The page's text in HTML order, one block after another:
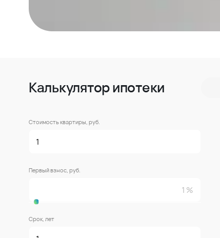
Калькулятор ипотеки
Стоимость квартиры, руб.
Первый взнос, руб.
Срок, лет